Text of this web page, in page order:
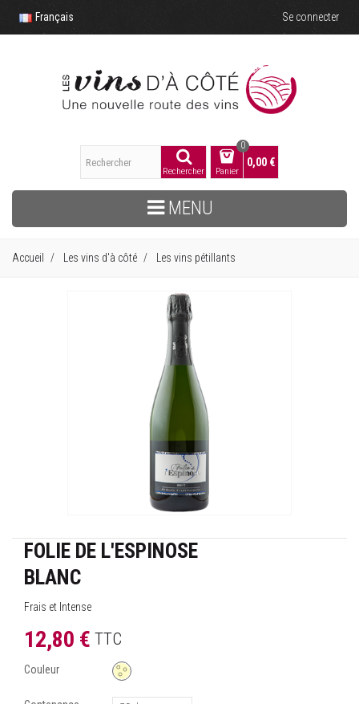
Français Se connecter
Rechercher Panier
0
0,00 €
MENU
Accueil Les vins d'à côté Les vins pétillants
FOLIE DE L'ESPINOSE
BLANC
Frais et Intense
12,80 € TTC
Couleur